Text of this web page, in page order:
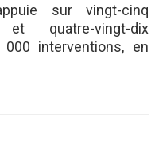
sur vingt-cinq
quatre-vingt-dix
interventions, en